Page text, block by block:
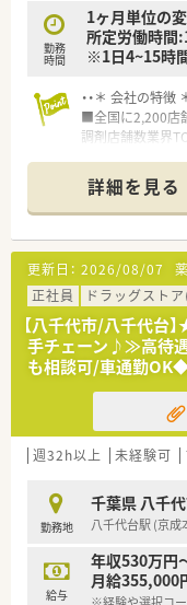
勤務
時間
1ヶ月単位の
所定労働時間
※1日4~15時
・・＊ 会社の特徴 ＊
■全国に2,200店
調剤店舗数業界
頑張り次第で高給
■経験や勤務コ
半スタートと業界
■職種や職域に合
修を用意されて
■薬剤師が中心
種多様に用意さ
■店舗拡大に伴
トのポジション
■在宅や教育等の
とも可能です。
■その他にも、
域は多種多様で
■在宅実施店舗は
わる事ができます
時短勤務ができ
■年間休日が120
■日用品から常
たくさんあります！
詳細を見る
更新日： 2026/08/07
正社員
ドラッグスト
【八千代市/八千代台
手チェーン♪≫高待
も相談可/車通勤
週32h以上 未経験可
勤務地
千葉県 八千
八千代台駅 (京成
給与
年収530万円
月給355,000